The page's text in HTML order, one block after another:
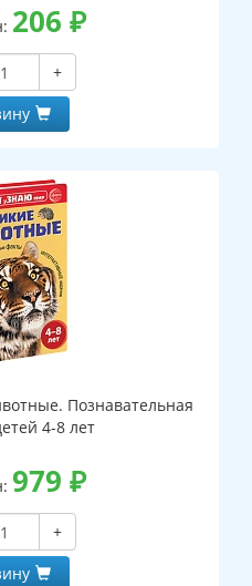
206 ₽
+
Познавательная
4-8 лет
979 ₽
+